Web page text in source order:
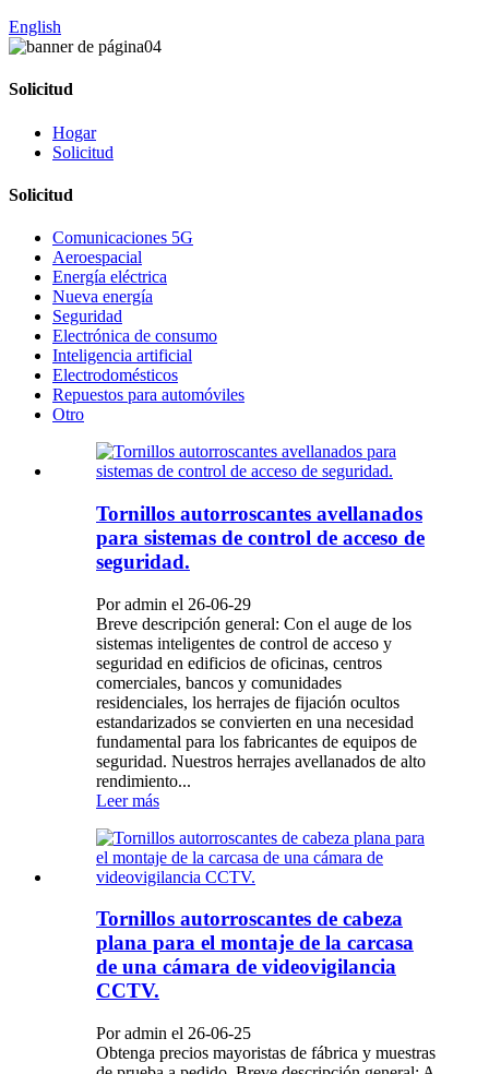
English
Solicitud
Hogar
Solicitud
Solicitud
Comunicaciones 5G
Aeroespacial
Energía eléctrica
Nueva energía
Seguridad
Electrónica de consumo
Inteligencia artificial
Electrodomésticos
Repuestos para automóviles
Otro
Tornillos autorroscantes avellanados
para sistemas de control de acceso de
seguridad.
Por admin el 26-06-29
Breve descripción general: Con el auge de los
sistemas inteligentes de control de acceso y
seguridad en edificios de oficinas, centros
comerciales, bancos y comunidades
residenciales, los herrajes de fijación ocultos
estandarizados se convierten en una necesidad
fundamental para los fabricantes de equipos de
seguridad. Nuestros herrajes avellanados de alto
rendimiento...
Leer más
Tornillos autorroscantes de cabeza
plana para el montaje de la carcasa
de una cámara de videovigilancia
CCTV.
Por admin el 26-06-25
Obtenga precios mayoristas de fábrica y muestras